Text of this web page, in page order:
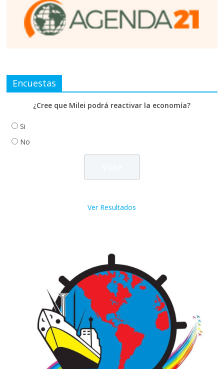
Encuestas
¿Cree que Milei podrá reactivar la economía?
Si
No
Ver Resultados